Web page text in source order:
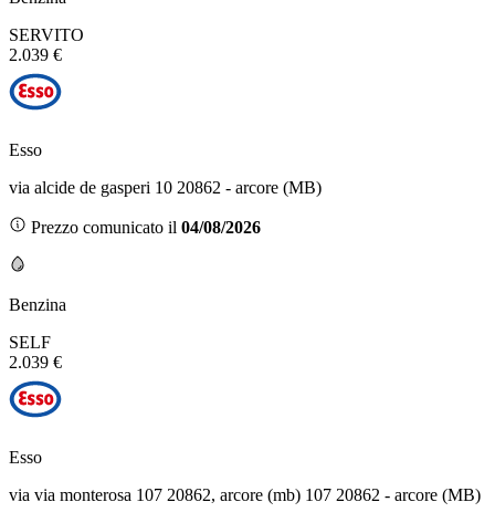
SERVITO
2.039 €
Esso
via alcide de gasperi 10 20862 - arcore (MB)
Prezzo comunicato il 04/08/2026
Benzina
SELF
2.039 €
Esso
via via monterosa 107 20862, arcore (mb) 107 20862 - arcore (MB)